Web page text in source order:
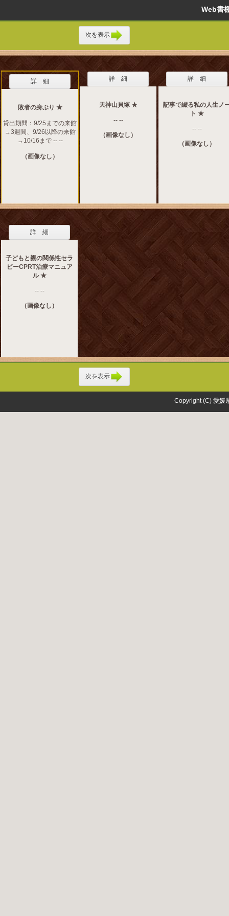
Web
次を表示
詳 細
敗者の身ぶり ★
貸出期間：9/25までの来館
→3週間、9/26以降の来館
→10/16まで -- --
（画像なし）
詳 細
天神山貝塚 ★
-- --
（画像なし）
詳 細
記事で綴る私の人生ノ
ト ★
-- --
（画像なし）
詳 細
子どもと親の関係性セラ
ピーCPRT治療マニュア
ル ★
-- --
（画像なし）
次を表示
Copyright (C) 愛媛